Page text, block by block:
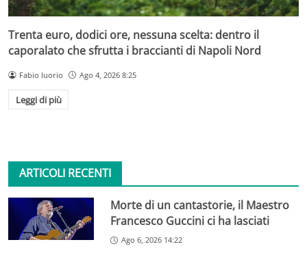
Trenta euro, dodici ore, nessuna scelta: dentro il
caporalato che sfrutta i braccianti di Napoli Nord
Fabio Iuorio Ago 4, 2026 8:25
Leggi di più
ARTICOLI RECENTI
Morte di un cantastorie, il Maestro
Francesco Guccini ci ha lasciati
Ago 6, 2026 14:22